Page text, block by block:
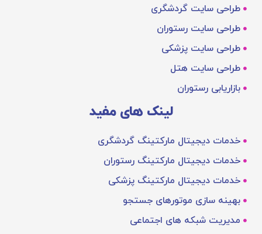
طراحی سایت گردشگری
طراحی سایت رستوران
طراحی سایت پزشکی
طراحی سایت هتل
بازاریابی رستوران
لینک های مفید
خدمات دیجیتال مارکتینگ گردشگری
خدمات دیجیتال مارکتینگ رستوران
خدمات دیجیتال مارکتینگ پزشکی
بهینه‌ سازی موتورهای جستجو
مدیریت شبکه های اجتماعی